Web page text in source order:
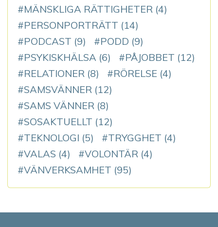
MÄNSKLIGA RÄTTIGHETER (4)
PERSONPORTRÄTT (14)
PODCAST (9) PODD (9)
PSYKISKHÄLSA (6) PÅJOBBET (12)
RELATIONER (8) RÖRELSE (4)
SAMSVÄNNER (12)
SAMS VÄNNER (8)
SOSAKTUELLT (12)
TEKNOLOGI (5) TRYGGHET (4)
VALAS (4) VOLONTÄR (4)
VÄNVERKSAMHET (95)